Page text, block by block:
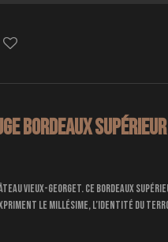
Bordeaux
Vieux-Georget. Ce Bordeaux
expriment le millésime, l’identité du